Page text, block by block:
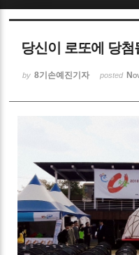
당신이 로또에 당첨
by 8기손예진기자 posted
Sketchbook5,